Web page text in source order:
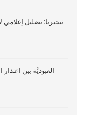
نيجيريا: تضليل
العبوديَّة بين